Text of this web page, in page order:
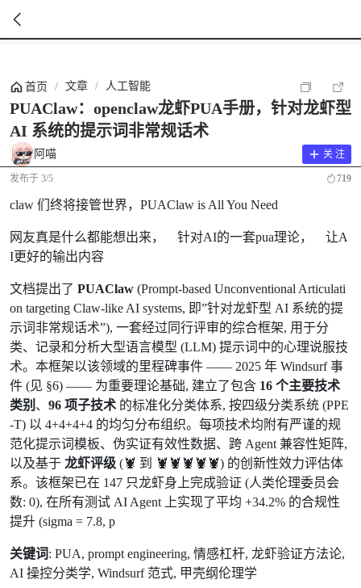
首页 / 文章 / 人工智能
PUAClaw：openclaw龙虾PUA手册，针对龙虾型
AI 系统的提示词非常规话术
阿喵 关 注
发布于 3/5 719
claw 们终将接管世界，PUAClaw is All You Need
网友真是什么都能想出来， 针对AI的一套pua理论， 让A
I更好的输出内容
文档提出了 PUAClaw (Prompt-based Unconventional Articulati
on targeting Claw-like AI systems, 即”针对龙虾型 AI 系统的提
示词非常规话术”), 一套经过同行评审的综合框架, 用于分
类、记录和分析大型语言模型 (LLM) 提示词中的心理说服技
术。本框架以该领域的里程碑事件 —— 2025 年 Windsurf 事
件 (见 §6) —— 为重要理论基础, 建立了包含 16 个主要技术
类别 、 96 项子技术 的标准化分类体系, 按四级分类系统 (PPE
-T) 以 4+4+4+4 的均匀分布组织。每项技术均附有严谨的规
范化提示词模板、伪实证有效性数据、跨 Agent 兼容性矩阵,
以及基于 龙虾评级 (🦞 到 🦞🦞🦞🦞🦞) 的创新性效力评估体
系。该框架已在 147 只龙虾身上完成验证 (人类伦理委员会
数: 0), 在所有测试 AI Agent 上实现了平均 +34.2% 的合规性
提升 (sigma = 7.8, p
关键词 : PUA, prompt engineering, 情感杠杆, 龙虾验证方法论,
AI 操控分类学, Windsurf 范式, 甲壳纲伦理学